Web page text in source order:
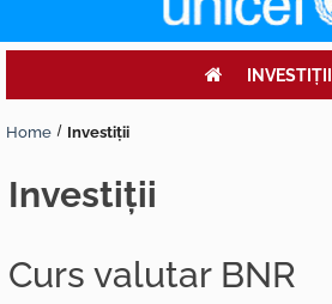
INVESTIŢII
Home Investiţii
investiţii
Curs valutar BNR